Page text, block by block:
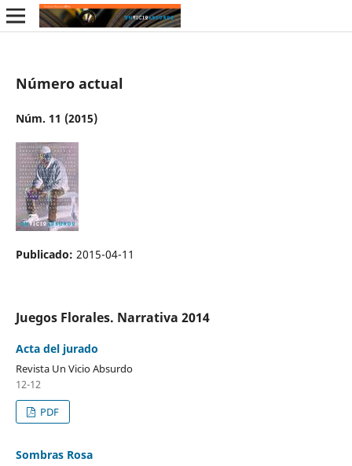
Número actual
Núm. 11 (2015)
Publicado: 2015-04-11
Juegos Florales. Narrativa 2014
Acta del jurado
Revista Un Vicio Absurdo
12-12
PDF
Sombras Rosa